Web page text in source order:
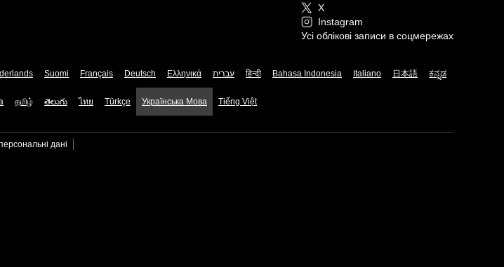
X
Instagram
Усі облікові записи в соцмережах
Suomi Français Deutsch Ελληνικά עברית हिन्दी Bahasa Indonesia Italiano 日本語 ಕನ್ನಡ
தமிழ் తెలుగు ไทย Türkçe Українська Мова Tiếng Việt
дані